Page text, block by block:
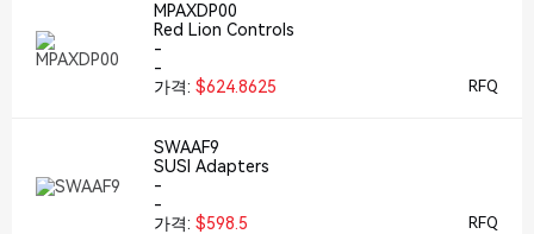
MPAXDP00
Red Lion Controls
-
-
가격: $624.8625 RFQ
SWAAF9
SUSI Adapters
-
-
가격: $598.5 RFQ